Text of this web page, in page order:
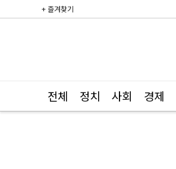
+ 즐겨찾기
전체 정치 사회 경제